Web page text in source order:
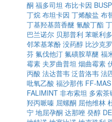
酮 福多司坦 布比卡因
丁烷 布坦卡因 丁烯酸盐 布
丁基羟基茴香醚 氰酸丁酯
巴兰诺尔 贝那普利 苯哌利多
邻苯基苯酚 没药醇 比沙克罗
芬 氟伐他汀 氟磺胺草醚 福
霉素 夫罗曲普坦 烟曲霉素
丙酸 法达普韦 泛昔洛韦 法
吡氧乙酸 福沙那伟 FF-MAS
FALIMINT 非布索坦 多索茶
羟丙哌嗪 屈螺酮 屈他维林
宁 地屈孕酮 达那唑 癸醇